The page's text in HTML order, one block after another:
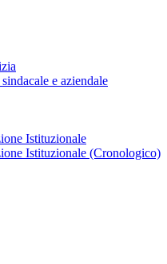
e aziendale
Istituzionale
Istituzionale (Cronologico)